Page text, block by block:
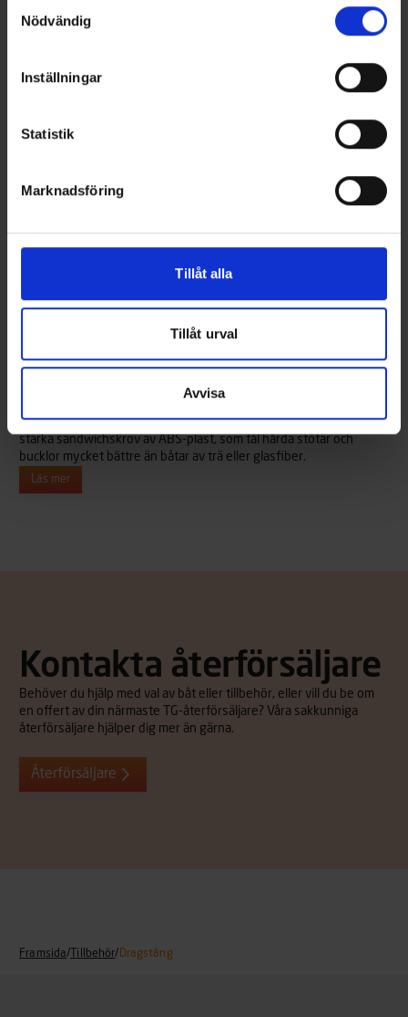
Nödvändig
Inställningar
Statistik
Marknadsföring
Tillåt alla
Tillåt urval
Avvisa
Verde är en variant med grönt ytterskrov. Modellen är mycket
lättrodd men den fungerar också bra med en liten
mycket mer lättskött än traditionella roddbåtar tack vare dess
starka sandwichskrov av ABS-plast, som tål hårda stötar och
bucklor mycket bättre än båtar av trä eller glasfiber.
Läs mer
Kontakta återförsäljare
Behöver du hjälp med val av båt eller tillbehör, eller vill du be om
en offert av din närmaste TG-återförsäljare? Våra sakkunniga
återförsäljare hjälper dig mer än gärna.
Återförsäljare
Framsida/ Tillbehör/ Dragstång